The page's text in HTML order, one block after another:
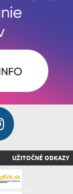
UŽITOČNÉ ODKAZY